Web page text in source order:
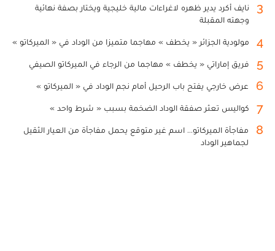
3
نايف أكرد يدير ظهره لاغراءات مالية خليجية ويختار بصفة نهائية
وجهته المقبلة
4 مولودية الجزائر « يخطف » مهاجما متميزا من الوداد في « الميركاتو »
5 فريق إماراتي « يخطف » مهاجما من الرجاء في الميركاتو الصيفي
6 عرض خارجي يفتح باب الرحيل أمام نجم الوداد في « الميركاتو »
7 كواليس تعثر صفقة الوداد الضخمة بسبب « شرط واحد »
8
مفاجأة الميركاتو... اسم غير متوقع يحمل مفاجأة من العيار الثقيل
لجماهير الوداد